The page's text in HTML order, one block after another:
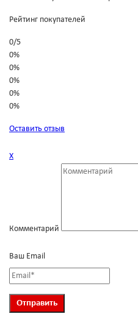
Рейтинг покупателей
0/5
0%
0%
0%
0%
0%
Оставить отзыв
Х
Комментарий
Ваш Email